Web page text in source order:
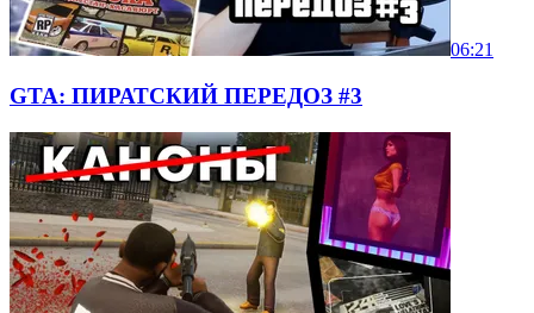
06:21
GTA: ПИРАТСКИЙ ПЕРЕДОЗ #3